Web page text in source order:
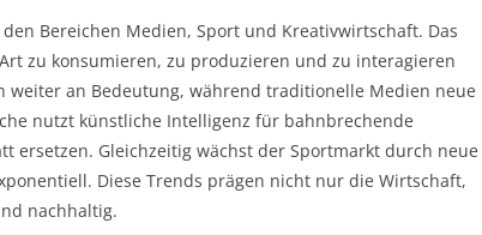
Bereichen Medien, Sport und Kreativwirtschaft. Das
zu konsumieren, zu produzieren und zu interagieren
an Bedeutung, während traditionelle Medien neue
nutzt künstliche Intelligenz für bahnbrechende
ersetzen. Gleichzeitig wächst der Sportmarkt durch neue
Diese Trends prägen nicht nur die Wirtschaft,
nachhaltig.​